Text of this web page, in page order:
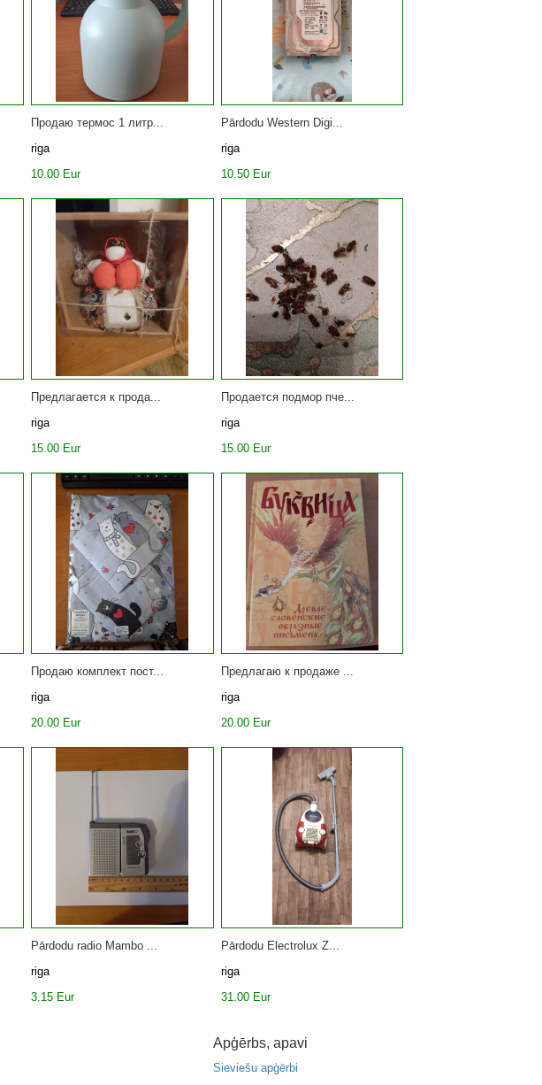
Продаю термос 1 литр...
riga
10.00 Eur
Pārdodu Western Digi...
riga
10.50 Eur
Предлагается к прода...
riga
15.00 Eur
Продается подмор пче...
riga
15.00 Eur
Продаю комплект пост...
riga
20.00 Eur
Предлагаю к продаже ...
riga
20.00 Eur
Pārdodu radio Mambo ...
riga
3.15 Eur
Pārdodu Electrolux Z...
riga
31.00 Eur
Apģērbs, apavi
Sieviešu apģērbi